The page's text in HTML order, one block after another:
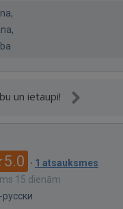
un ietaupi!
5.0 · 1 atsauksmes
15 dienām
русски